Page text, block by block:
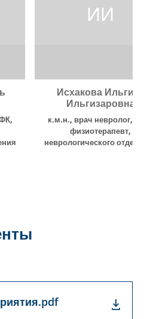
ИИ
Исхакова Ильгиза
Ильгизаровна
к.м.н., врач невролог,
физиотерапевт,
неврологического